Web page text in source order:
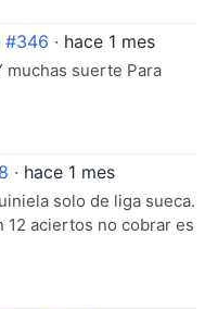
#346 · hace 1 mes
muchas suerte Para
· hace 1 mes
solo de liga sueca.
12 aciertos no cobrar es